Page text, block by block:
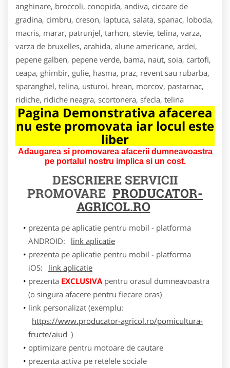
anghinare, broccoli, conopida, andiva, cicoare de
gradina, cimbru, creson, laptuca, salata, spanac, loboda,
macris, marar, patrunjel, tarhon, stevie, telina, varza,
varza de bruxelles, arahida, alune americane, ardei,
pepene galben, pepene verde, bama, naut, soia, cartofi,
ceapa, ghimbir, gulie, hasma, praz, revent sau rubarba,
sparanghel, telina, usturoi, hrean, morcov, pastarnac,
ridiche, ridiche neagra, scortonera, sfecla, telina
Pagina Demonstrativa afacerea
nu este promovata iar locul este
liber
Adaugarea si promovarea afacerii dumneavoastra
pe portalul nostru implica si un cost.
DESCRIERE SERVICII
PROMOVARE PRODUCATOR-
AGRICOL.RO
prezenta pe aplicatie pentru mobil - platforma
ANDROID:
link aplicatie
prezenta pe aplicatie pentru mobil - platforma
iOS:
link aplicatie
prezenta EXCLUSIVApentru orasul dumneavoastra
(o singura afacere pentru fiecare oras)
link personalizat (exemplu:
https://www.producator-agricol.ro/pomicultura-
fructe/aiud )
optimizare pentru motoare de cautare
prezenta activa pe retelele sociale